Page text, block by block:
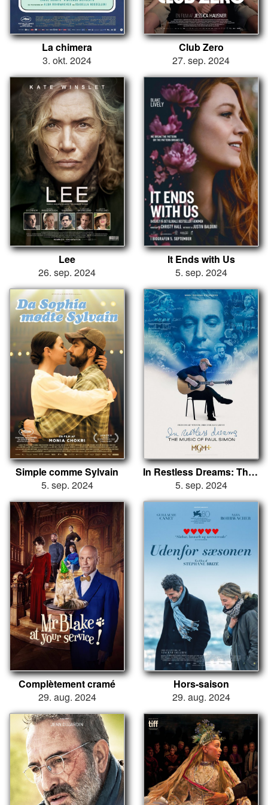
La chimera
3. okt. 2024
Club Zero
27. sep. 2024
Lee
26. sep. 2024
It Ends with Us
5. sep. 2024
Simple comme Sylvain
5. sep. 2024
In Restless Dreams: The Music of Paul Simon
5. sep. 2024
Complètement cramé
29. aug. 2024
Hors-saison
29. aug. 2024